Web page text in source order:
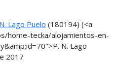
Lago Puelo (180194) (<a
home-tecka/alojamientos-en-
N. Lago
2017